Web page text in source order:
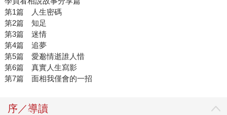
第1篇 人生密碼
第2篇 知足
第3篇 迷情
第4篇 追夢
第5篇 愛邈情逝誰人惜
第6篇 真實人生寫影
第7篇 面相我僅會的一招
序／導讀